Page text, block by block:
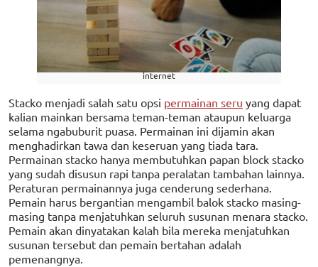
internet
Stacko menjadi salah satu opsi permainan seru yang dapat
kalian mainkan bersama teman-teman ataupun keluarga
selama ngabuburit puasa. Permainan ini dijamin akan
menghadirkan tawa dan keseruan yang tiada tara.
Permainan stacko hanya membutuhkan papan block stacko
yang sudah disusun rapi tanpa peralatan tambahan lainnya.
Peraturan permainannya juga cenderung sederhana.
Pemain harus bergantian mengambil balok stacko masing-
masing tanpa menjatuhkan seluruh susunan menara stacko.
Pemain akan dinyatakan kalah bila mereka menjatuhkan
susunan tersebut dan pemain bertahan adalah
pemenangnya.